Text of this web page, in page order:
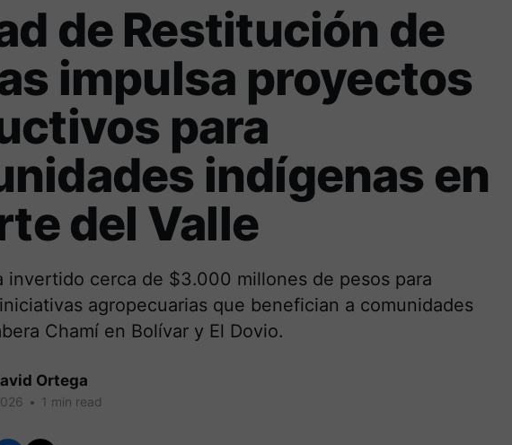
de Restitución de
impulsa proyectos
para
indígenas en
del Valle
invertido cerca de $3.000 millones de pesos para
agropecuarias que benefician a comunidades
Chamí en Bolívar y El Dovio.
Ortega
• 1 min read